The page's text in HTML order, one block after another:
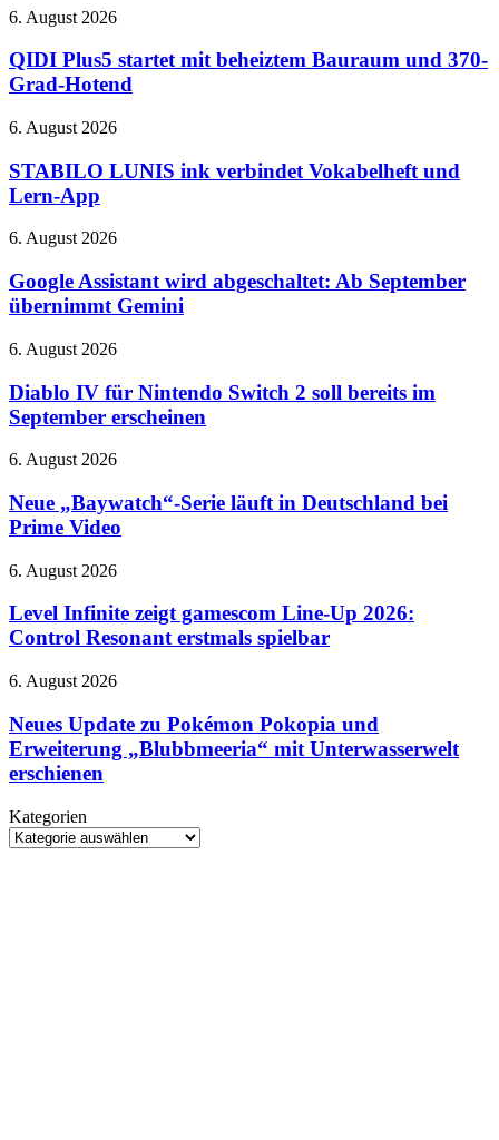
6
am
27.
August
–
Netflix
QIDI
startet
mit
beheiztem
und
Grad-
Hotend
6. August 2026
QIDI Plus5 startet mit beheiztem Bauraum und 370-
Grad-Hotend
STABILO
ink
verbindet
Vokabelheft
Lern-
6. August 2026
STABILO LUNIS ink verbindet Vokabelheft und
Lern-App
Google
wird
abgeschaltet:
Ab
übernimmt
6. August 2026
Google Assistant wird abgeschaltet: Ab September
übernimmt Gemini
Diablo
für
Nintendo
Switch
soll
im
September
6. August 2026
Diablo IV für Nintendo Switch 2 soll bereits im
September erscheinen
Neue
Serie
läuft
in
bei
Video
6. August 2026
Neue „Baywatch“-Serie läuft in Deutschland bei
Prime Video
Level
zeigt
gamescom
Line-
2026:
Resonant
erstmals
spielbar
6. August 2026
Level Infinite zeigt gamescom Line-Up 2026:
Control Resonant erstmals spielbar
Neues
zu
Pokémon
Pokopia
und
„Blubbmeeria“
mit
6. August 2026
Neues Update zu Pokémon Pokopia und
Erweiterung „Blubbmeeria“ mit Unterwasserwelt
erschienen
Kategorien
Kategorien